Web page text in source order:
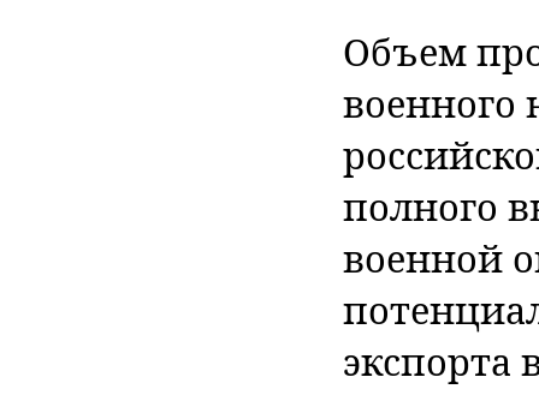
Объем
военного
полного
военной
экспорта